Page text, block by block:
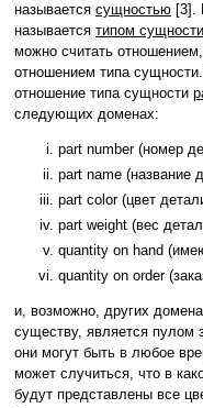
называется сущностью [3].
называется типом сущности
можно считать
отношением типа
отношение типа сущности
следующих доменах:
part number (номер
part name (название
part color (цвет
part weight (вес
quantity on hand
quantity on order
и, возможно, других
существу, является пулом
они могут быть в любое
может случиться, что в
будут представлены все